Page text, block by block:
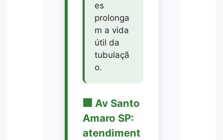
es
prolonga
m a vida
útil da
tubulaçã
o.
🏢 Av Santo
Amaro SP:
atendiment